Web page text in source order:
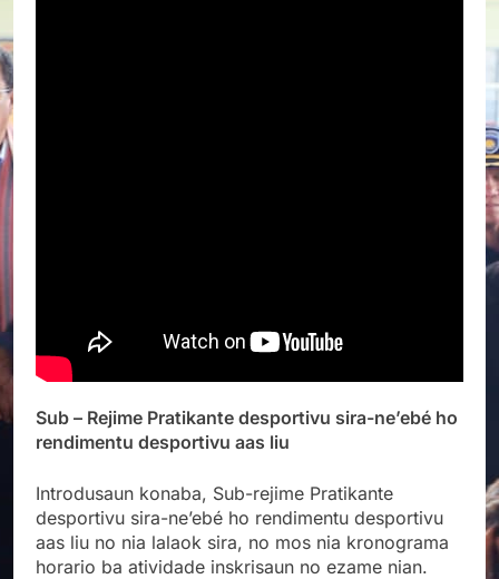
Sub – Rejime Pratikante desportivu sira-ne’ebé ho
rendimentu desportivu aas liu
Introdusaun konaba, Sub-rejime Pratikante
desportivu sira-ne’ebé ho rendimentu desportivu
aas liu no nia lalaok sira, no mos nia kronograma
horario ba atividade inskrisaun no ezame nian.